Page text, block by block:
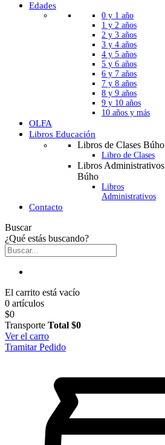
Edades
0 y 1 año
1 y 2 años
2 y 3 años
3 y 4 años
4 y 5 años
5 y 6 años
6 y 7 años
7 y 8 años
8 y 9 años
9 y 10 años
10 años y más
OLFA
Libros Educación
Libros de Clases Búho
Libro de Clases
Libros Administrativos
Búho
Libros
Administrativos
Contacto
Buscar
¿Qué estás buscando?
El carrito está vacío
0 artículos
$0
Transporte Total $0
Ver el carro
Tramitar Pedido